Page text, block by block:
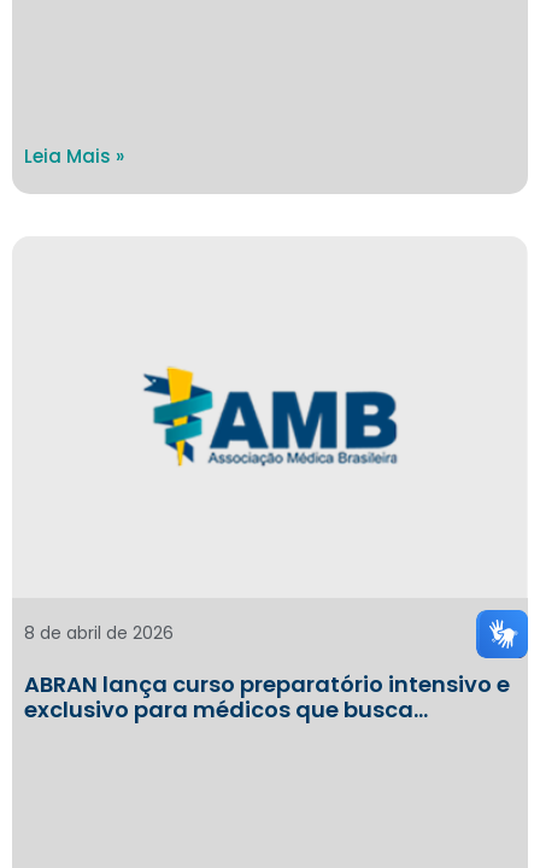
Leia Mais »
ABRAN lança curso preparatório intensivo e
exclusivo para médicos que busca…
8 de abril de 2026